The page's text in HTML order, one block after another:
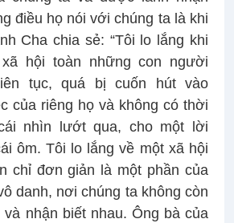
điều họ nói với chúng ta là khi
Cha chia sẻ: “Tôi lo lắng khi
hội toàn những con người
tục, quá bị cuốn hút vào
của riêng họ và không có thời
nhìn lướt qua, cho một lời
ôm. Tôi lo lắng về một xã hội
chỉ đơn giản là một phần của
danh, nơi chúng ta không còn
nhận biết nhau. Ông bà của